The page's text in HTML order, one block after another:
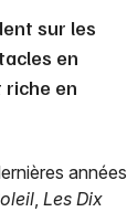
sur les
en
riche en
années
, Les Dix